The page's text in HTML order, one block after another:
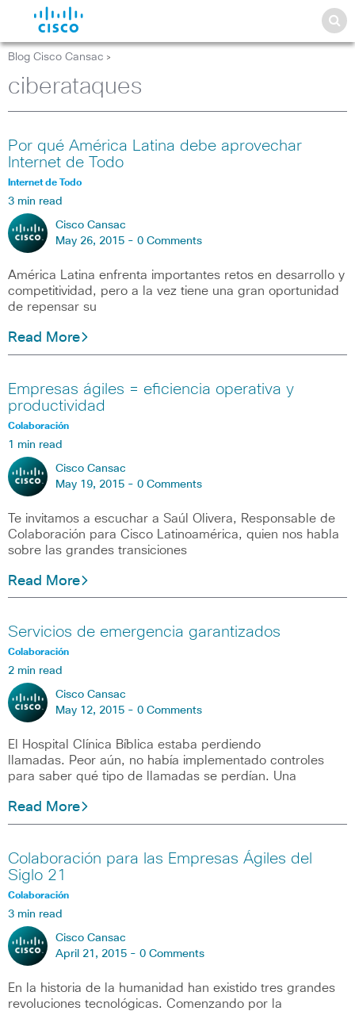
Blog Cisco Cansac >
ciberataques
Por qué América Latina debe aprovechar
Internet de Todo
Internet de Todo
3 min read
Cisco Cansac
May 26, 2015 - 0 Comments
América Latina enfrenta importantes retos en desarrollo y
competitividad, pero a la vez tiene una gran oportunidad
de repensar su
Read More
Empresas ágiles = eficiencia operativa y
productividad
Colaboración
1 min read
Cisco Cansac
May 19, 2015 - 0 Comments
Te invitamos a escuchar a Saúl Olivera, Responsable de
Colaboración para Cisco Latinoamérica, quien nos habla
sobre las grandes transiciones
Read More
Servicios de emergencia garantizados
Colaboración
2 min read
Cisco Cansac
May 12, 2015 - 0 Comments
El Hospital Clínica Bíblica estaba perdiendo
llamadas. Peor aún, no había implementado controles
para saber qué tipo de llamadas se perdían. Una
Read More
Colaboración para las Empresas Ágiles del
Siglo 21
Colaboración
3 min read
Cisco Cansac
April 21, 2015 - 0 Comments
En la historia de la humanidad han existido tres grandes
revoluciones tecnológicas. Comenzando por la